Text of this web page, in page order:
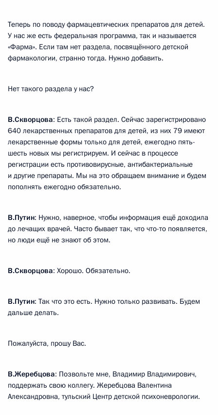
Теперь по поводу фармацевтических препаратов для детей.
У нас же есть федеральная программа, так и называется
«Фарма». Если там нет раздела, посвящённого детской
фармакологии, странно тогда. Нужно добавить.
Нет такого раздела у нас?
В.Скворцова: Есть такой раздел. Сейчас зарегистрировано
640 лекарственных препаратов для детей, из них 79 имеют
лекарственные формы только для детей, ежегодно пять-
шесть новых мы регистрируем. И сейчас в процессе
регистрации есть противовирусные, антибактериальные
и другие препараты. Мы на это обращаем внимание и будем
пополнять ежегодно обязательно.
В.Путин: Нужно, наверное, чтобы информация ещё доходила
до лечащих врачей. Часто бывает так, что что-то появляется,
но люди ещё не знают об этом.
В.Скворцова: Хорошо. Обязательно.
В.Путин: Так что это есть. Нужно только развивать. Будем
дальше делать.
Пожалуйста, прошу Вас.
В.Жеребцова: Позвольте мне, Владимир Владимирович,
поддержать свою коллегу. Жеребцова Валентина
Александровна, тульский Центр детской психоневрологии.